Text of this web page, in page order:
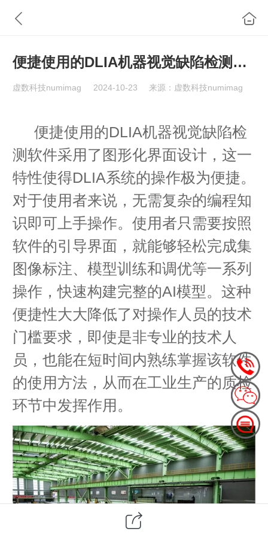
便捷使用的DLIA机器视觉缺陷检测软件
虚数科技numimag 2024-10-23 来源：虚数科技numimag
便捷使用的DLIA机器视觉缺陷检
测软件采用了图形化界面设计，这一
特性使得DLIA系统的操作极为便捷。
对于使用者来说，无需复杂的编程知
识即可上手操作。使用者只需要按照
软件的引导界面，就能够轻松完成集
图像标注、模型训练和调优等一系列
操作，快速构建完整的AI模型。这种
便捷性大大降低了对操作人员的技术
门槛要求，即使是非专业的技术人
员，也能在短时间内熟练掌握该软件
的使用方法，从而在工业生产的质检
环节中发挥作用。